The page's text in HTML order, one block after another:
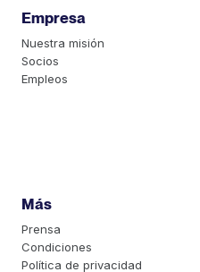
Empresa
Nuestra misión
Socios
Empleos
Más
Prensa
Condiciones
Política de privacidad